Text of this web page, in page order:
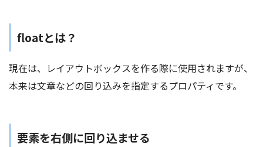
floatとは？
現在は、レイアウトボックスを作る際に使用されますが、
本来は文章などの回り込みを指定するプロパティです。
要素を右側に回り込ませる